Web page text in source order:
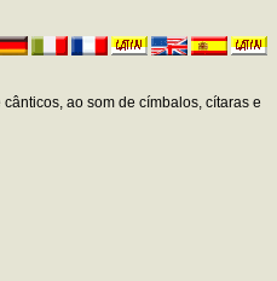
ao som de címbalos, cítaras e